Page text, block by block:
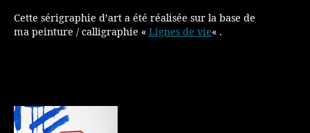
Cette sérigraphie d’art a été réalisée sur la base de
ma peinture / calligraphie « Lignes de vie« .